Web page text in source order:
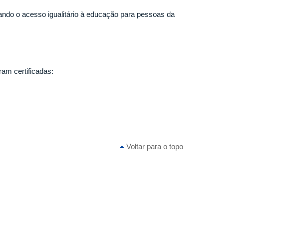
o acesso igualitário à educação para pessoas da
certificadas:
Voltar para o topo